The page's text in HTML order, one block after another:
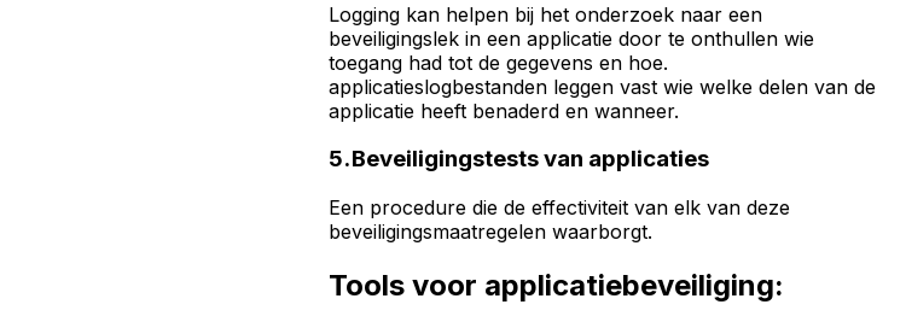
Logging kan helpen bij het onderzoek naar een
beveiligingslek in een applicatie door te onthullen wie
toegang had tot de gegevens en hoe.
applicatieslogbestanden leggen vast wie welke delen van de
applicatie heeft benaderd en wanneer.
5. Beveiligingstests van applicaties
Een procedure die de effectiviteit van elk van deze
beveiligingsmaatregelen waarborgt.
Tools voor applicatiebeveiliging: